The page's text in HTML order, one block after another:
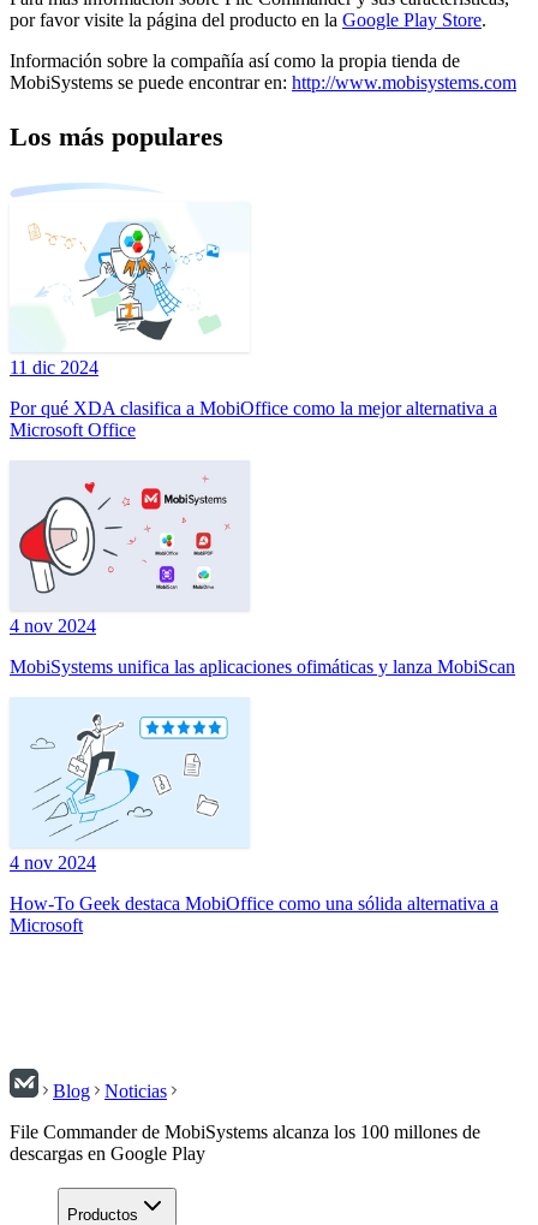
por favor visite la página del producto en la Google Play Store.
Información sobre la compañía así como la propia tienda de
MobiSystems se puede encontrar en: http://www.mobisystems.com
Los más populares
11 dic 2024
Por qué XDA clasifica a MobiOffice como la mejor alternativa a
Microsoft Office
4 nov 2024
MobiSystems unifica las aplicaciones ofimáticas y lanza MobiScan
4 nov 2024
How-To Geek destaca MobiOffice como una sólida alternativa a
Microsoft
Blog
Noticias
File Commander de MobiSystems alcanza los 100 millones de
descargas en Google Play
Productos